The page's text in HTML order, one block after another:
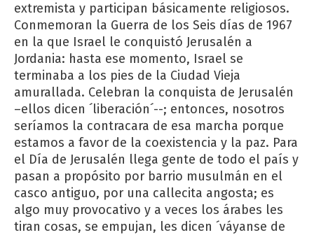
extremista y participan básicamente religiosos.
Conmemoran la Guerra de los Seis días de 1967
en la que Israel le conquistó Jerusalén a
Jordania: hasta ese momento, Israel se
terminaba a los pies de la Ciudad Vieja
amurallada. Celebran la conquista de Jerusalén
–ellos dicen ´liberación´--; entonces, nosotros
seríamos la contracara de esa marcha porque
estamos a favor de la coexistencia y la paz. Para
el Día de Jerusalén llega gente de todo el país y
pasan a propósito por barrio musulmán en el
casco antiguo, por una callecita angosta; es
algo muy provocativo y a veces los árabes les
tiran cosas, se empujan, les dicen ´váyanse de